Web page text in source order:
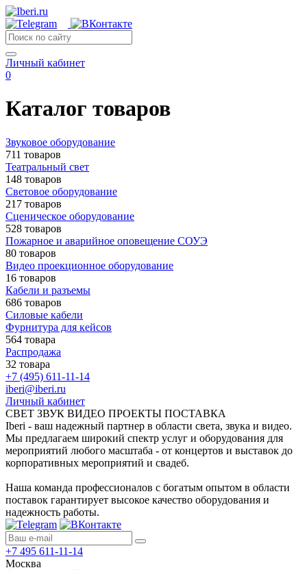
Личный кабинет
0
Каталог товаров
Звуковое оборудование
711 товаров
Театральный свет
148 товаров
Световое оборудование
217 товаров
Сценическое оборудование
528 товаров
Пожарное и аварийное оповещение СОУЭ
80 товаров
Видео проекционное оборудование
16 товаров
Кабели и разъемы
686 товаров
Силовые кабели
Фурнитура для кейсов
564 товара
Распродажа
32 товара
+7 (495) 611-11-14
iberi@iberi.ru
Личный кабинет
СВЕТ ЗВУК ВИДЕО ПРОЕКТЫ ПОСТАВКА
Iberi - ваш надежный партнер в области света, звука и видео.
Мы предлагаем широкий спектр услуг и оборудования для
мероприятий любого масштаба - от концертов и выставок до
корпоративных мероприятий и свадеб.
Наша команда профессионалов с богатым опытом в области
поставок гарантирует высокое качество оборудования и
надежность работы.
+7 495 611-11-14
Москва